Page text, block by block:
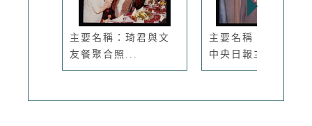
主要名稱：琦君與文
友餐聚合照...
主要名稱：琦君出席
中央日報主...